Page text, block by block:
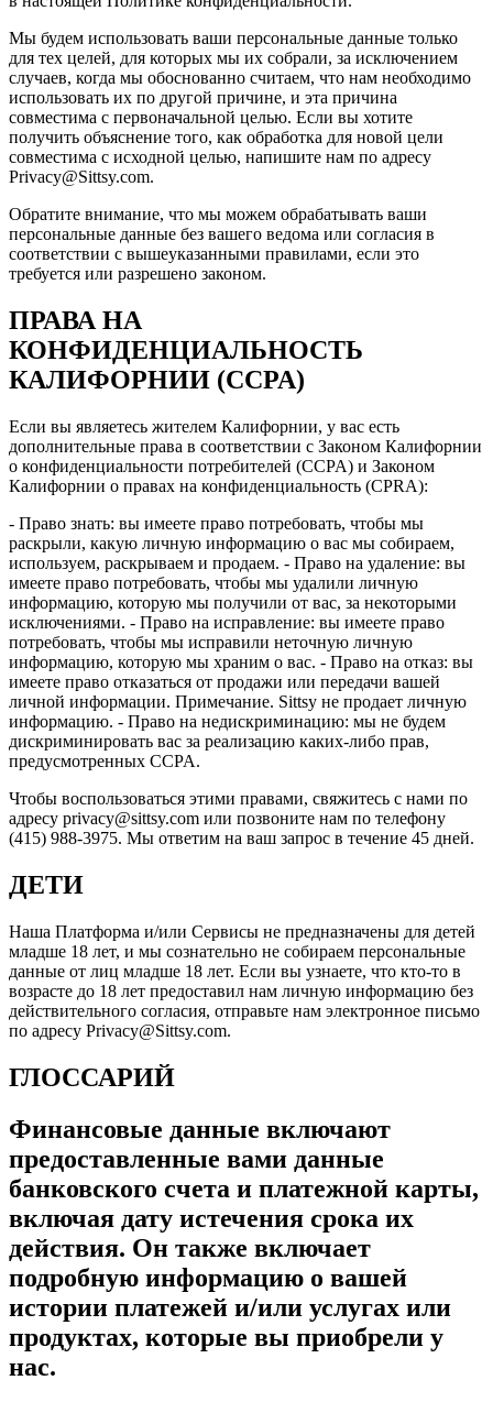
Мы будем использовать ваши персональные данные только
для тех целей, для которых мы их собрали, за исключением
случаев, когда мы обоснованно считаем, что нам необходимо
использовать их по другой причине, и эта причина
совместима с первоначальной целью. Если вы хотите
получить объяснение того, как обработка для новой цели
совместима с исходной целью, напишите нам по адресу
Privacy@Sittsy.com.
Обратите внимание, что мы можем обрабатывать ваши
персональные данные без вашего ведома или согласия в
соответствии с вышеуказанными правилами, если это
требуется или разрешено законом.
ПРАВА НА
КОНФИДЕНЦИАЛЬНОСТЬ
КАЛИФОРНИИ (CCPA)
Если вы являетесь жителем Калифорнии, у вас есть
дополнительные права в соответствии с Законом Калифорнии
о конфиденциальности потребителей (CCPA) и Законом
Калифорнии о правах на конфиденциальность (CPRA):
- Право знать: вы имеете право потребовать, чтобы мы
раскрыли, какую личную информацию о вас мы собираем,
используем, раскрываем и продаем. - Право на удаление: вы
имеете право потребовать, чтобы мы удалили личную
информацию, которую мы получили от вас, за некоторыми
исключениями. - Право на исправление: вы имеете право
потребовать, чтобы мы исправили неточную личную
информацию, которую мы храним о вас. - Право на отказ: вы
имеете право отказаться от продажи или передачи вашей
личной информации. Примечание. Sittsy не продает личную
информацию. - Право на недискриминацию: мы не будем
дискриминировать вас за реализацию каких-либо прав,
предусмотренных CCPA.
Чтобы воспользоваться этими правами, свяжитесь с нами по
адресу privacy@sittsy.com или позвоните нам по телефону
(415) 988-3975. Мы ответим на ваш запрос в течение 45 дней.
ДЕТИ
Наша Платформа и/или Сервисы не предназначены для детей
младше 18 лет, и мы сознательно не собираем персональные
данные от лиц младше 18 лет. Если вы узнаете, что кто-то в
возрасте до 18 лет предоставил нам личную информацию без
действительного согласия, отправьте нам электронное письмо
по адресу Privacy@Sittsy.com.
ГЛОССАРИЙ
Финансовые данные включают
предоставленные вами данные
банковского счета и платежной карты,
включая дату истечения срока их
действия. Он также включает
подробную информацию о вашей
истории платежей и/или услугах или
продуктах, которые вы приобрели у
нас.